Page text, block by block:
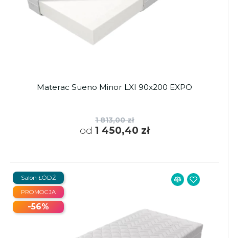
Materac Sueno Minor LXI 90x200 EXPO
1 813,00 zł
od 1 450,40 zł
PROMOCJA
-56%
Salon ŁÓDŹ